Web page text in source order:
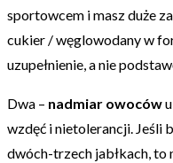
sportowcem i masz duże
cukier / węglowodany w
uzupełnienie, a nie
Dwa – nadmiar owoców
wzdęć i nietolerancji. Jeśli
dwóch-trzech jabłkach, to